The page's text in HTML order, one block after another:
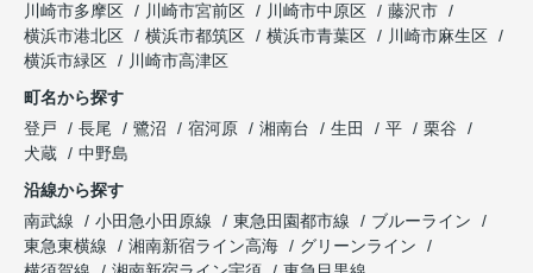
川崎市多摩区
川崎市宮前区 川崎市中原区
藤沢市
横浜市港北区
横浜市都筑区 横浜市青葉区
川崎市麻生区
横浜市緑区
川崎市高津区
町名から探す
登戸
長尾 鷺沼 宿河原 湘南台 生田 平
栗谷
犬蔵
中野島
沿線から探す
南武線
小田急小田原線 東急田園都市線
ブルーライン
東急東横線
湘南新宿ライン高海
グリーンライン